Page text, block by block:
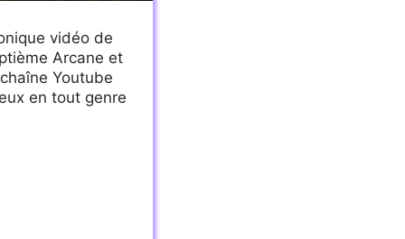
vidéo de
Arcane et
Youtube
en tout genre